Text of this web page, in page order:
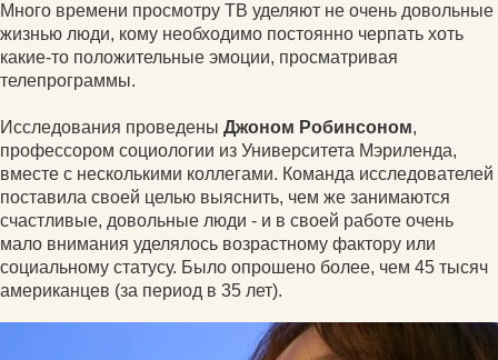
Много времени просмотру ТВ уделяют не очень довольные
жизнью люди, кому необходимо постоянно черпать хоть
какие-то положительные эмоции, просматривая
телепрограммы.
Исследования проведены Джоном Робинсоном,
профессором социологии из Университета Мэриленда,
вместе с несколькими коллегами. Команда исследователей
поставила своей целью выяснить, чем же занимаются
счастливые, довольные люди - и в своей работе очень
мало внимания уделялось возрастному фактору или
социальному статусу. Было опрошено более, чем 45 тысяч
американцев (за период в 35 лет).